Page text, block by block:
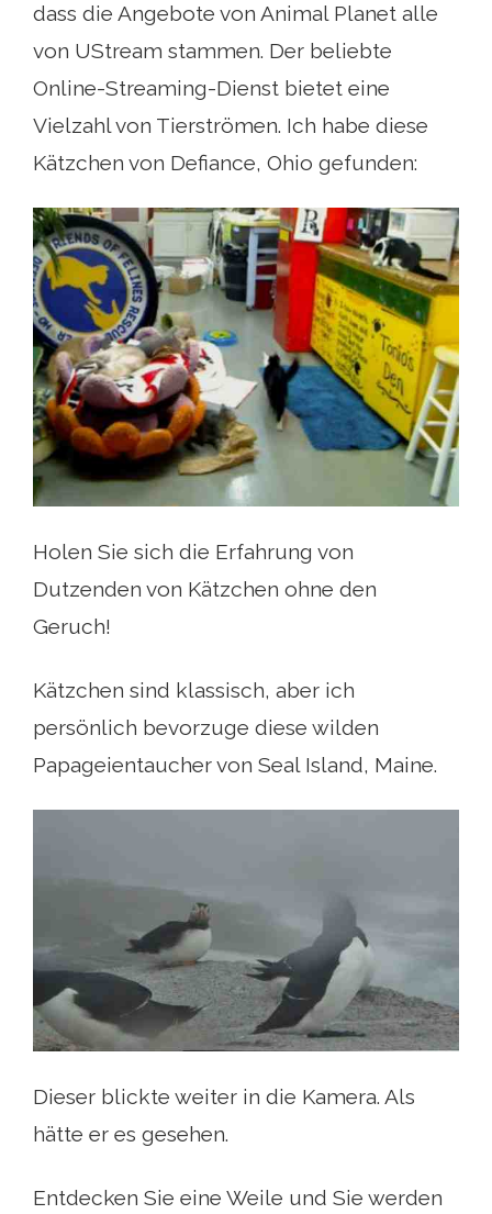
dass die Angebote von Animal Planet alle
von UStream stammen. Der beliebte
Online-Streaming-Dienst bietet eine
Vielzahl von Tierströmen. Ich habe diese
Kätzchen von Defiance, Ohio gefunden:
Holen Sie sich die Erfahrung von
Dutzenden von Kätzchen ohne den
Geruch!
Kätzchen sind klassisch, aber ich
persönlich bevorzuge diese wilden
Papageientaucher von Seal Island, Maine.
Dieser blickte weiter in die Kamera. Als
hätte er es gesehen.
Entdecken Sie eine Weile und Sie werden